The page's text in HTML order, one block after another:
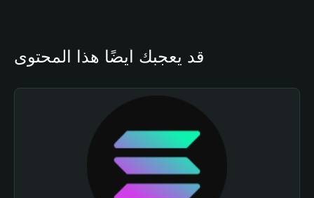
قد يعجبك أيضًا هذا المحتوى